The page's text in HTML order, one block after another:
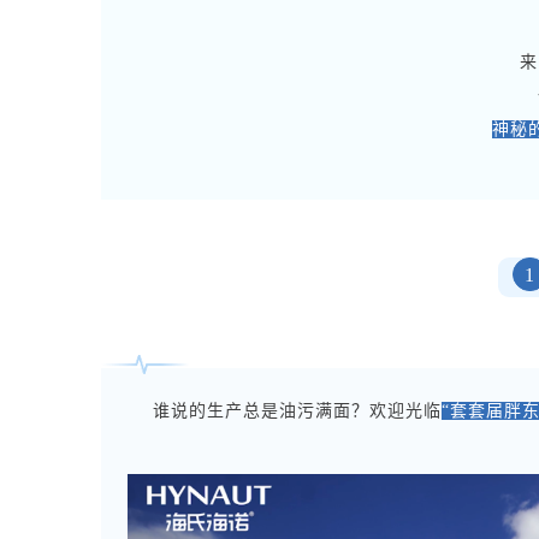
神秘
1
谁说的生产总是油污满面？欢迎光临“套套届胖